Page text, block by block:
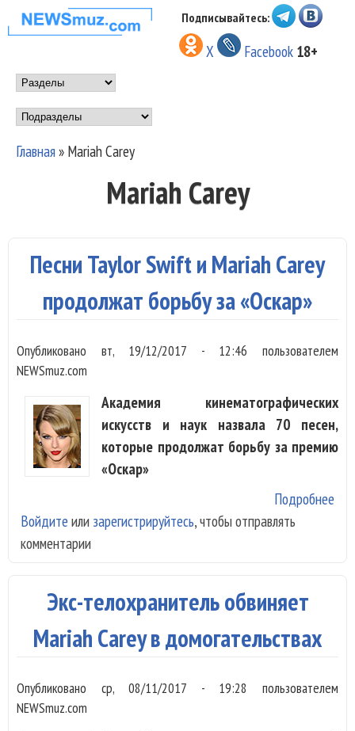
Перейти к основному
содержанию
НОВОСТИ
МУЗЫКИ И
ШОУ БИЗНЕСА
NEWSMUZ.COM
Подписывайтесь:
X Facebook 18+
Main menu
Подразделы
Главная» Mariah Carey
Mariah Carey
Песни Taylor Swift и Mariah Carey
продолжат борьбу за «Оскар»
Опубликовано вт, 19/12/2017 - 12:46 пользователем
NEWSmuz.com
Академия кинематографических
искусств и наук назвала 70 песен,
которые продолжат борьбу за премию
«Оскар»
Подробнее
Войдите или зарегистрируйтесь, чтобы отправлять
комментарии
Экс-телохранитель обвиняет
Mariah Carey в домогательствах
Опубликовано ср, 08/11/2017 - 19:28
пользователем
NEWSmuz.com